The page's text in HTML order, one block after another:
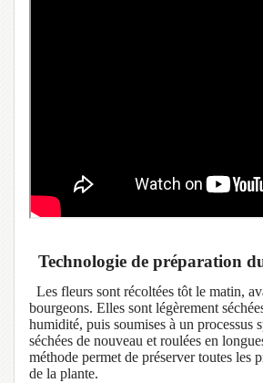
Technologie de préparation
Les fleurs sont récoltées tôt le matin,
bourgeons. Elles sont légèrement
humidité, puis soumises à un processus
séchées de nouveau et roulées en
méthode permet de préserver toutes les
de la plante.